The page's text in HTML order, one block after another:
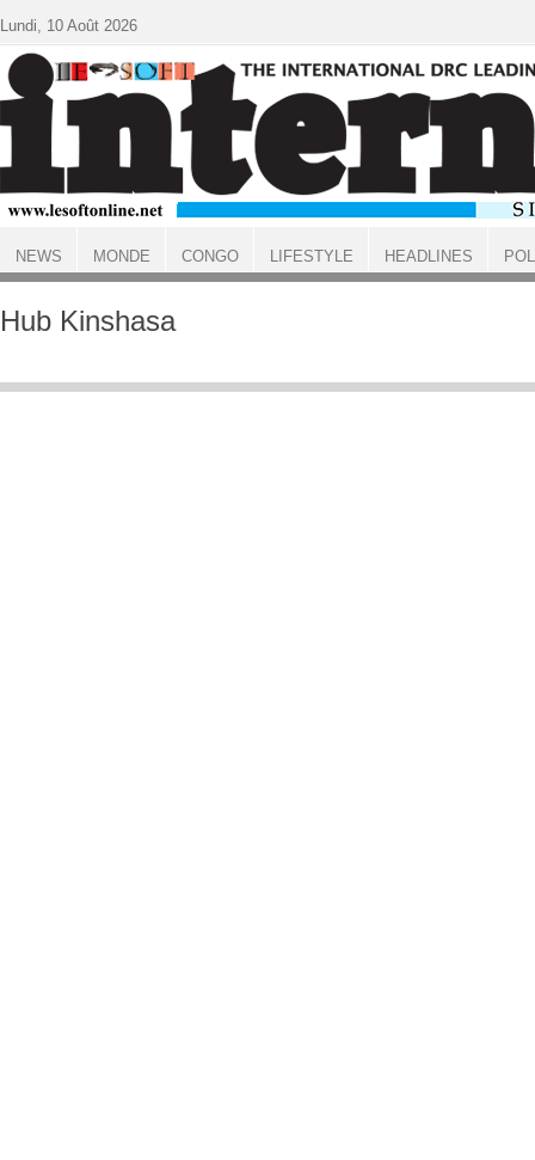
ACCUEIL
Hub Kinshasa
Lundi, 10 Août 2026
NEWS MONDE CONGO LIFESTYLE HEADLINES